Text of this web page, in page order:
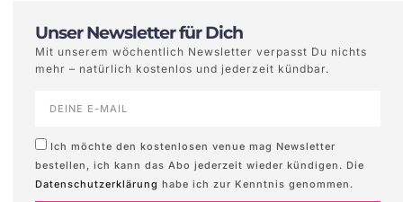
Unser Newsletter für Dich
Mit unserem wöchentlich Newsletter verpasst Du nichts
mehr – natürlich kostenlos und jederzeit kündbar.
Ich möchte den kostenlosen venue mag Newsletter
bestellen, ich kann das Abo jederzeit wieder kündigen. Die
Datenschutzerklärung habe ich zur Kenntnis genommen.